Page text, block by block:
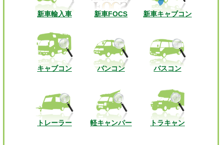
新車輸入車 新車FOCS 新車キャブコン
キャブコン バンコン バスコン
トレーラー 軽キャンパー トラキャン